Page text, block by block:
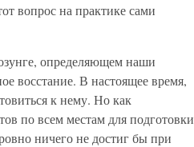
вопрос на практике сами
определяющем наши
восстание. В настоящее время,
к нему. Но как
по всем местам для подготовки
ничего не достиг бы при